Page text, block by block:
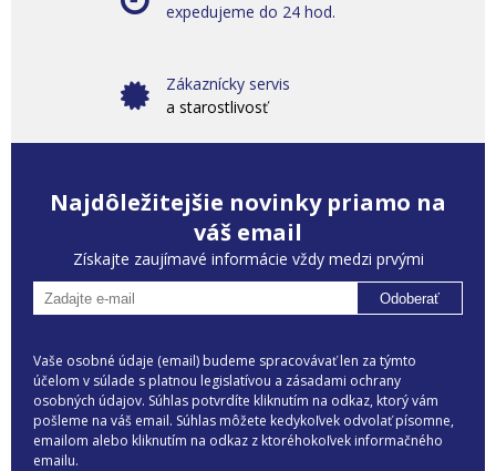
expedujeme do 24 hod.
Zákaznícky servis
a starostlivosť
Najdôležitejšie novinky priamo na
váš email
Získajte zaujímavé informácie vždy medzi prvými
Odoberať
Vaše osobné údaje (email) budeme spracovávať len za týmto
účelom v súlade s platnou legislatívou a zásadami ochrany
osobných údajov. Súhlas potvrdíte kliknutím na odkaz, ktorý vám
pošleme na váš email. Súhlas môžete kedykoľvek odvolať písomne,
emailom alebo kliknutím na odkaz z ktoréhokoľvek informačného
emailu.